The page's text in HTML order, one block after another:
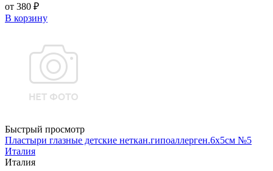
от 380 ₽
В корзину
Быстрый просмотр
Пластыри глазные детские неткан.гипоаллерген.6х5см №5
Италия
Италия